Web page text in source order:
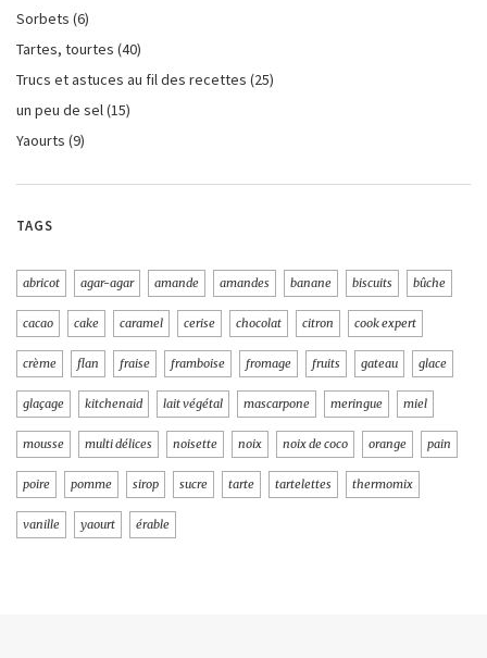
Sorbets (6)
Tartes, tourtes (40)
Trucs et astuces au fil des recettes (25)
un peu de sel(15)
Yaourts (9)
TAGS
abricot agar-agar amande amandes banane biscuits bûche
cacao cake caramel cerise chocolat citron cook expert
crème flan fraise framboise fromage fruits gateau glace
glaçage kitchenaid lait végétal mascarpone meringue miel
mousse multi délices noisette noix noix de coco orange pain
poire pomme sirop sucre tarte tartelettes thermomix
vanille yaourt érable